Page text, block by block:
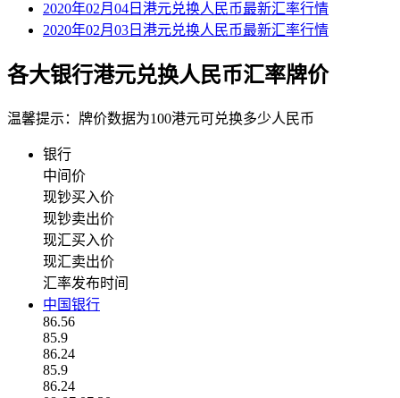
2020年02月04日港元兑换人民币最新汇率行情
2020年02月03日港元兑换人民币最新汇率行情
各大银行港元兑换人民币汇率牌价
温馨提示：牌价数据为100港元可兑换多少人民币
银行
中间价
现钞买入价
现钞卖出价
现汇买入价
现汇卖出价
汇率发布时间
中国银行
86.56
85.9
86.24
85.9
86.24